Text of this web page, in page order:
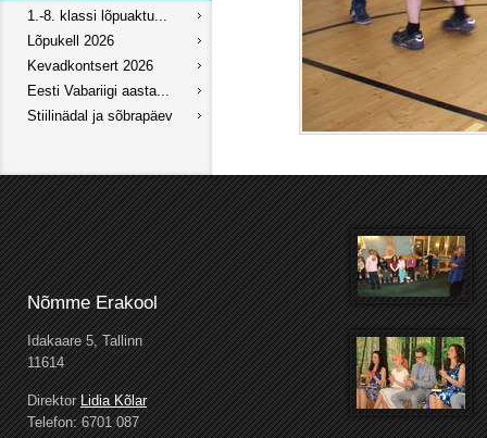
1.-8. klassi lõpuaktu...
Lõpukell 2026
Kevadkontsert 2026
Eesti Vabariigi aasta...
Stiilinädal ja sõbrapäev
Nõmme Erakool
Idakaare 5, Tallinn
11614
DirektorLidia Kõlar
Telefon: 6701 087